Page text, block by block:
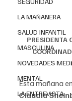
LA MAÑANERA
SALUD INFANTIL
MASCULINA
NOVEDADES
MENTAL
LA ENTREVISTA
Esta mañana
Claudia